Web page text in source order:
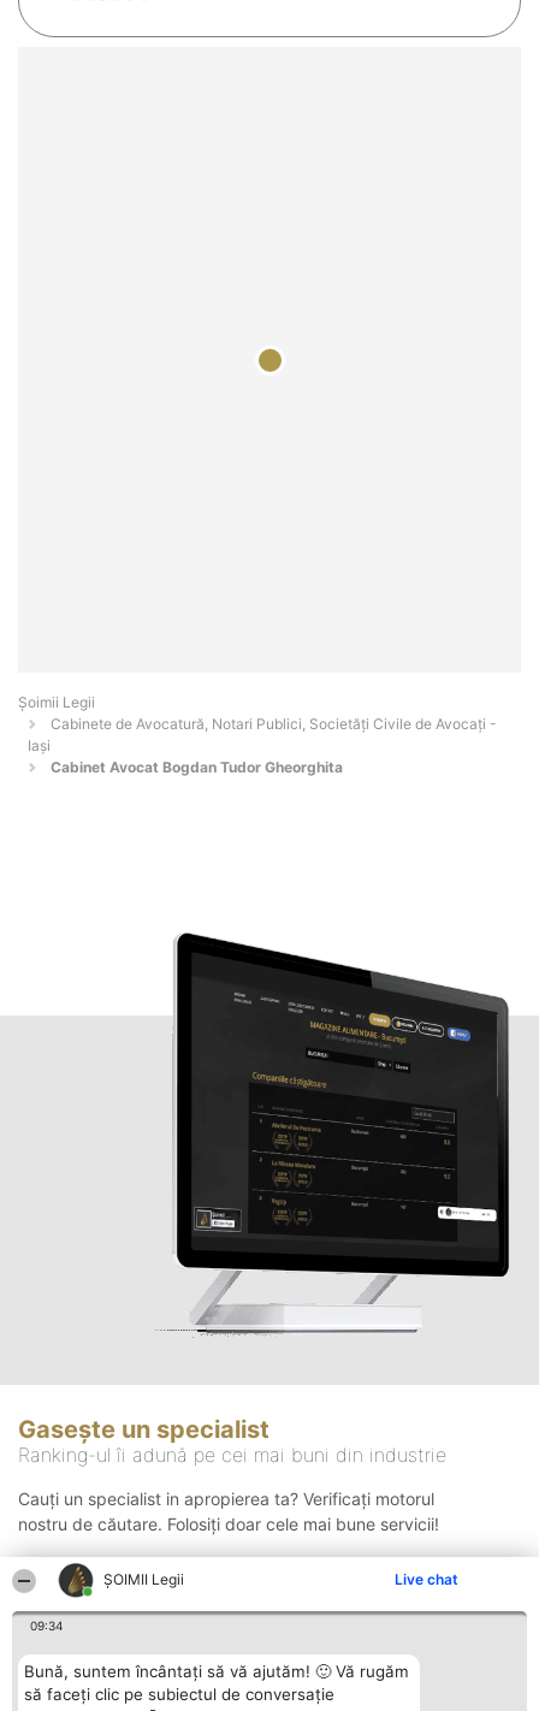
ȘOIMII Legii Live chat
09:34
Bună, suntem încântați să vă ajutăm! 🙂 Vă rugăm
să faceți clic pe subiectul de conversație
Șoimii Legii
Cabinete de Avocatură, Notari Publici, Societăți Civile de Avocați -
Iaşi
Cabinet Avocat Bogdan Tudor Gheorghita
Gasește un specialist
Ranking-ul îi adună pe cei mai buni din industrie
Cauți un specialist in apropierea ta? Verificați motorul
nostru de căutare. Folosiți doar cele mai bune servicii!